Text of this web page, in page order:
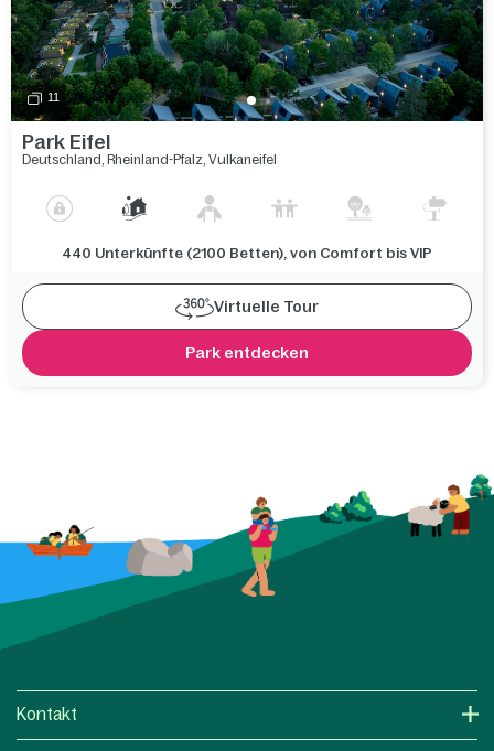
11
Park Eifel
Deutschland Rheinland-Pfalz Vulkaneifel
440 Unterkünfte (2100 Betten), von Comfort bis VIP
Virtuelle Tour
Park entdecken
Kontakt